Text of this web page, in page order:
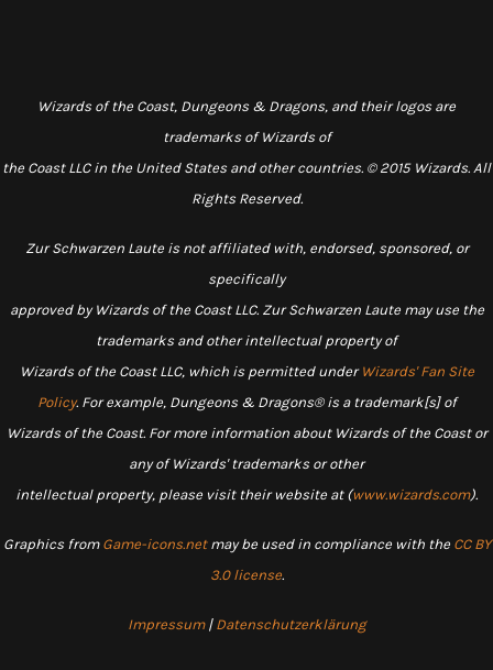
Wizards of the Coast, Dungeons & Dragons, and their logos are
trademarks of Wizards of
the Coast LLC in the United States and other countries. © 2015 Wizards. All
Rights Reserved.
Zur Schwarzen Laute is not affiliated with, endorsed, sponsored, or
specifically
approved by Wizards of the Coast LLC. Zur Schwarzen Laute may use the
trademarks and other intellectual property of
Wizards of the Coast LLC, which is permitted under Wizards' Fan Site
Policy. For example, Dungeons & Dragons® is a trademark[s] of
Wizards of the Coast. For more information about Wizards of the Coast or
any of Wizards' trademarks or other
intellectual property, please visit their website at (www.wizards.com).
Graphics from Game-icons.netmay be used in compliance with the CC BY
3.0 license.
Impressum| Datenschutzerklärung